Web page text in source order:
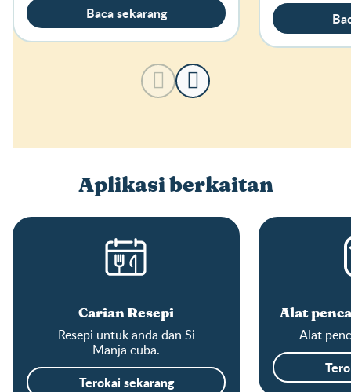
Baca sekarang
Aplikasi berkaitan
Carian Resepi
Resepi untuk anda dan Si
Manja cuba.
Terokai sekarang
Alat
Alat